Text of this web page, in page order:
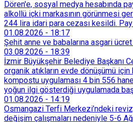
Dören'e, sosyal medya hesabında
alkollü içki markasının görünmesi
244 lira idari para cezası kesildi.
taşımadığını savunan Dören,
başvurdu.
01.08.2026 - 18:17
Şehit anne ve babalarına asgari
03.08.2026 - 18:39
İzmir Büyükşehir Belediye Başkanı
organik atıkların evde dönüşümü
kompostu uygulaması 4 bin 556
yoğun ilgi gösterdiği uygulamada
Tarımsal Hizmetler Dairesi
128 bokaşi kompost eğitimi
sürdürülebilir atık yönetimi
01.08.2026 - 14:19
Osmangazi Terfi Merkezi’ndeki
değişim çalışmaları nedeniyle 5-6